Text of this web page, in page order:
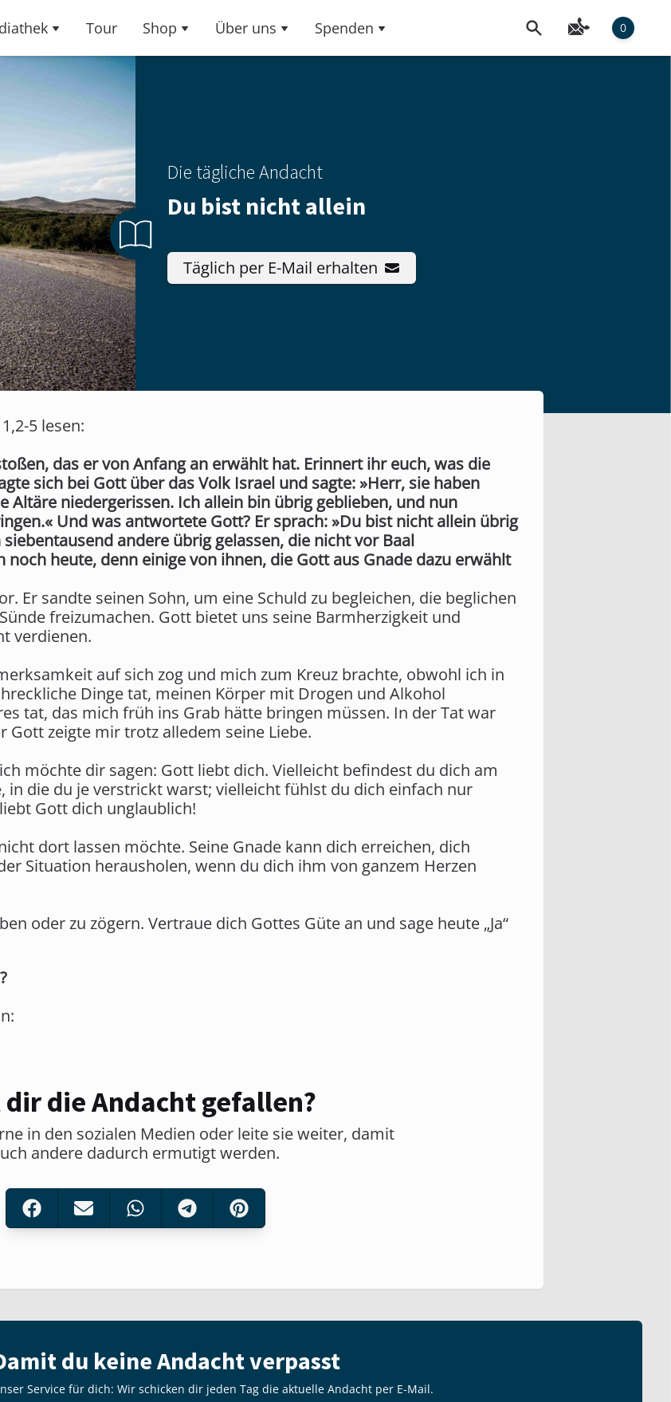
Tour Shop Über uns Spenden 0
Die tägliche Andacht
Du bist nicht allein
Täglich per E-Mail erhalten
5 lesen:
das er von Anfang an erwählt hat. Erinnert ihr euch, was die
sich bei Gott über das Volk Israel und sagte: »Herr, sie haben
Altäre niedergerissen. Ich allein bin übrig geblieben, und nun
Und was antwortete Gott? Er sprach: »Du bist nicht allein übrig
andere übrig gelassen, die nicht vor Baal
noch heute, denn einige von ihnen, die Gott aus Gnade dazu erwählt
Er sandte seinen Sohn, um eine Schuld zu begleichen, die beglichen
freizumachen. Gott bietet uns seine Barmherzigkeit und
verdienen.
auf sich zog und mich zum Kreuz brachte, obwohl ich in
Dinge tat, meinen Körper mit Drogen und Alkohol
tat, das mich früh ins Grab hätte bringen müssen. In der Tat war
Gott zeigte mir trotz alledem seine Liebe.
möchte dir sagen: Gott liebt dich. Vielleicht befindest du dich am
in die du je verstrickt warst; vielleicht fühlst du dich einfach nur
Gott dich unglaublich!
dort lassen möchte. Seine Gnade kann dich erreichen, dich
Situation herausholen, wenn du dich ihm von ganzem Herzen
oder zu zögern. Vertraue dich Gottes Güte an und sage heute „Ja“
dir die Andacht gefallen?
in den sozialen Medien oder leite sie weiter, damit
andere dadurch ermutigt werden.
du keine Andacht verpasst
Service für dich: Wir schicken dir jeden Tag die aktuelle Andacht per E-Mail.